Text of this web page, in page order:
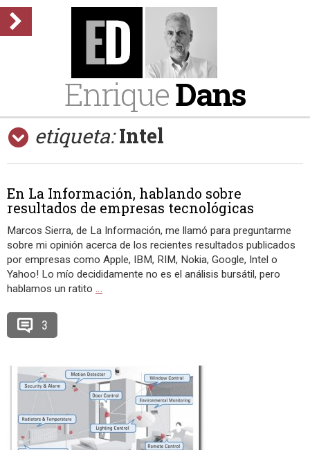
EnriqueDans
etiqueta: Intel
En La Información, hablando sobre
resultados de empresas tecnológicas
Marcos Sierra, de La Información, me llamó para preguntarme
sobre mi opinión acerca de los recientes resultados publicados
por empresas como Apple, IBM, RIM, Nokia, Google, Intel o
Yahoo! Lo mío decididamente no es el análisis bursátil, pero
hablamos un ratito …
3